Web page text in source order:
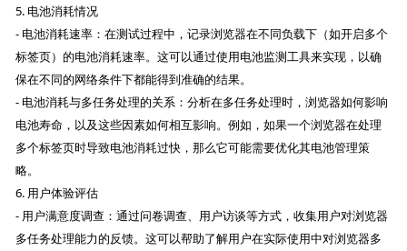
5. 电池消耗情况
- 电池消耗速率：在测试过程中，记录浏览器在不同负载下（如开启多个
标签页）的电池消耗速率。这可以通过使用电池监测工具来实现，以确
保在不同的网络条件下都能得到准确的结果。
- 电池消耗与多任务处理的关系：分析在多任务处理时，浏览器如何影响
电池寿命，以及这些因素如何相互影响。例如，如果一个浏览器在处理
多个标签页时导致电池消耗过快，那么它可能需要优化其电池管理策
略。
6. 用户体验评估
- 用户满意度调查：通过问卷调查、用户访谈等方式，收集用户对浏览器
多任务处理能力的反馈。这可以帮助了解用户在实际使用中对浏览器多